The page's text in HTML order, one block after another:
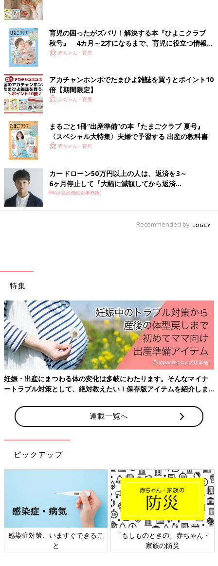
息子は体力があるからか、治るのもわりと早く、次第に「息子だ
け元気」状態に！寝て治したくても寝ていられず、これが本当に
大変でした。
ですが、皆で大変な時を乗り越えたこの経験は、「これから大変
なことがあっても乗り越えていけるぞ！」と私にとって、自信に
つながりました。
が、自信を持ったのもつかの間、この後もまた何回か風邪をひ
き、心が折れそうになりました。
1月2月は風邪のオンパレードでした。
たまひよONLINEの育児マンガ一覧はこちら
Instagram:@mikolukawainu
前の話
ママの空気って
さ・・・!?【すべてが
はじめて日記#73】
一覧
次の話
風邪のオンパレード
2【すべてがはじめて日
記#75】
育児の困ったがズバリ！解決する本『ひよこクラブ
秋号』 4カ月～2才になるまで、育児に役立つ情報が
いっぱい！
赤ちゃん・育児
アカチャンホンポでたまひよ雑誌を買うとポイント10
倍【期間限定】
赤ちゃん・育児
まるごと1冊“出産準備”の本『たまごクラブ 夏号』
〈スペシャル大特集〉夫婦で予習する 出産の教科書
赤ちゃん・育児
カードローン50万円以上の人は、返済を3～
6ヶ月停止して『大幅に減額してから返済...
PR(渋谷法務総合事務所)
Recommended by
特集
妊娠・出産にまつわる体の変化は多岐にわたります。そんなマイナ
ートラブル対策として、絶対教えたい！保存版アイテムを紹介しま
連載一覧へ
ピックアップ
感染症対策、いますぐできるこ
と
「もしものときの」赤ちゃん・
家族の防災